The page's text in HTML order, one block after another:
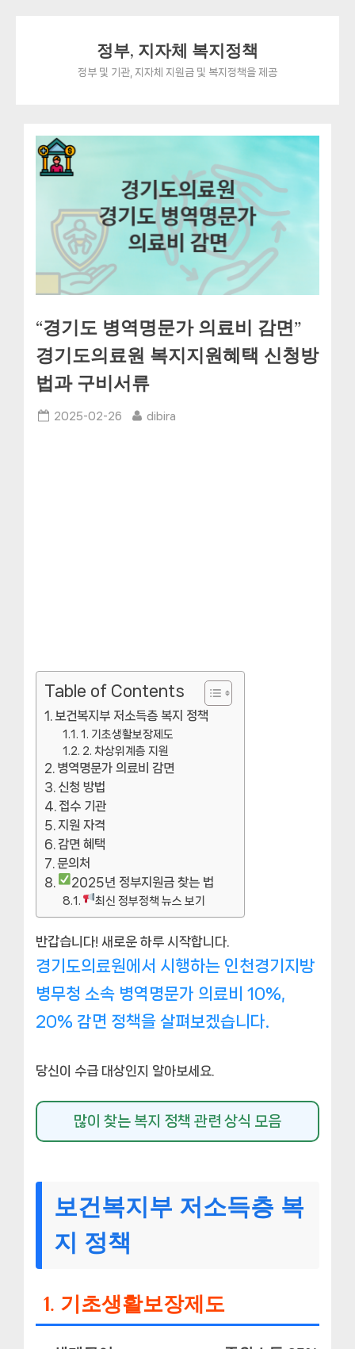
정부, 지자체 복지정책
정부 및 기관, 지자체 지원금 및 복지정책을 제공
“경기도 병역명문가 의료비 감면”
경기도의료원 복지지원혜택 신청방
법과 구비서류
Posted
2025-02-26 By
dibira
Table of Contents
보건복지부 저소득층 복지 정책
1. 기초생활보장제도
2. 차상위계층 지원
병역명문가 의료비 감면
신청 방법
접수 기관
지원 자격
감면 혜택
문의처
2025년 정부지원금 찾는 법
최신 정부정책 뉴스 보기
반갑습니다! 새로운 하루 시작합니다.
경기도의료원에서 시행하는 인천경기지방
병무청 소속 병역명문가 의료비 10%,
20% 감면 정책을 살펴보겠습니다.
당신이 수급 대상인지 알아보세요.
많이 찾는 복지 정책 관련 상식 모음
보건복지부 저소득층 복
지 정책
1. 기초생활보장제도